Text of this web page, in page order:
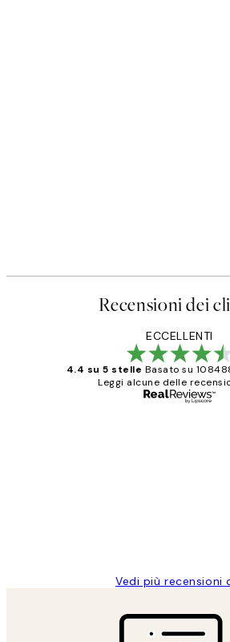
Recensioni dei
ECCELLENTI
4.4 su 5 stelle Basato su
Leggi alcune delle
Vedi più recensioni